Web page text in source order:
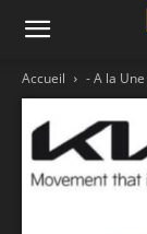
Accueil - A la Une